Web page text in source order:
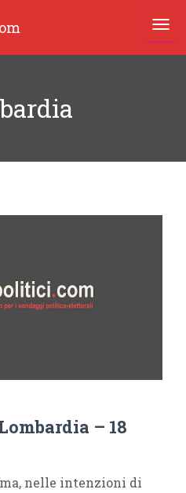
– 18
nelle intenzioni di